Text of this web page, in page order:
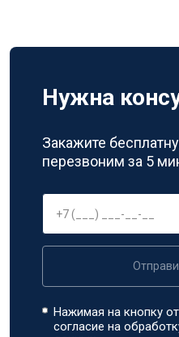
Нужна
Закажите
перезвоним за 5
Нажимая на кнопку
согласие на